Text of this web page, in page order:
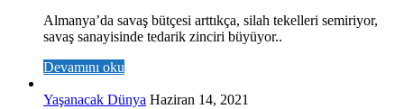
Almanya’da savaş bütçesi arttıkça, silah tekelleri semiriyor,
savaş sanayisinde tedarik zinciri büyüyor..
Devamını oku
Yaşanacak Dünya Haziran 14, 2021